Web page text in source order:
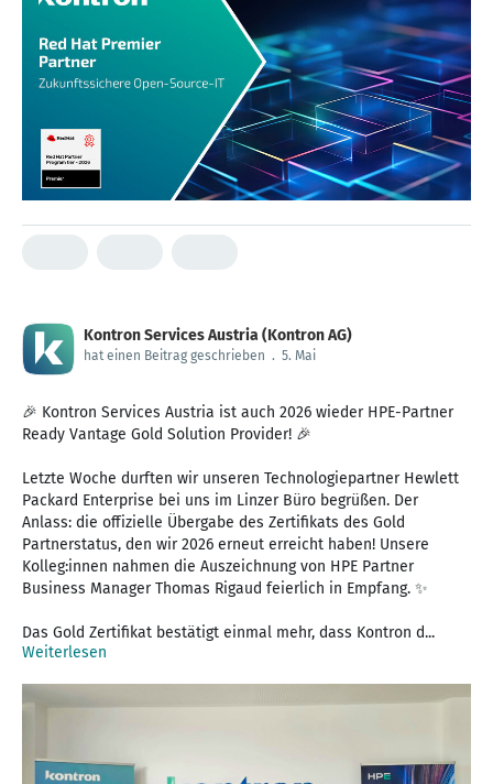
Kontron Services Austria (Kontron AG)
hat einen Beitrag geschrieben . 5. Mai
🎉 Kontron Services Austria ist auch 2026 wieder HPE-Partner
Ready Vantage Gold Solution Provider! 🎉
Letzte Woche durften wir unseren Technologiepartner Hewlett
Packard Enterprise bei uns im Linzer Büro begrüßen. Der
Anlass: die offizielle Übergabe des Zertifikats des Gold
Partnerstatus, den wir 2026 erneut erreicht haben! Unsere
Kolleg:innen nahmen die Auszeichnung von HPE Partner
Business Manager Thomas Rigaud feierlich in Empfang. ✨
Das Gold Zertifikat bestätigt einmal mehr, dass Kontron d...
Weiterlesen